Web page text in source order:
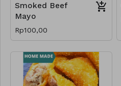
Smoked Beef
Mayo
Rp100,00